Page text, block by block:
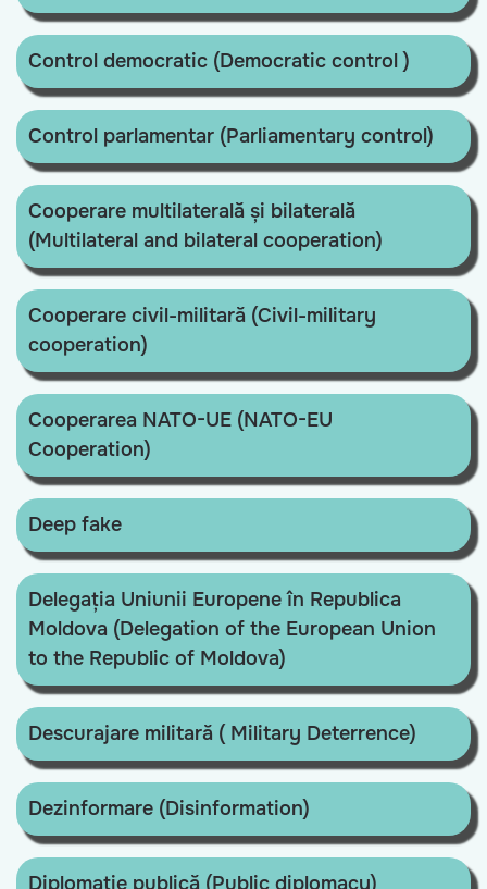
Control democratic (Democratic control )
Control parlamentar (Parliamentary control)
Cooperare multilaterală și bilaterală
(Multilateral and bilateral cooperation)
Cooperare civil-militară (Civil-military
cooperation)
Cooperarea NATO-UE (NATO-EU
Cooperation)
Deep fake
Delegația Uniunii Europene în Republica
Moldova (Delegation of the European Union
to the Republic of Moldova)
Descurajare militară ( Military Deterrence)
Dezinformare (Disinformation)
Diplomație publică (Public diplomacy)